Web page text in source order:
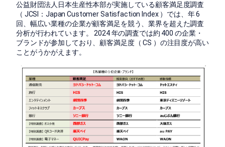
公益財団法人日本生産性本部が実施している顧客満足度調査
（ JCSI：Japan Customer Satisfaction Index ）では、年 6
回、幅広い業種の企業が顧客満足を競う、業界を超えた調査
分析が行われています。 2024 年の調査では約 400 の企業・
ブランドが参加しており、顧客満足度（ CS ）の注目度が高い
ことがうかがえます。